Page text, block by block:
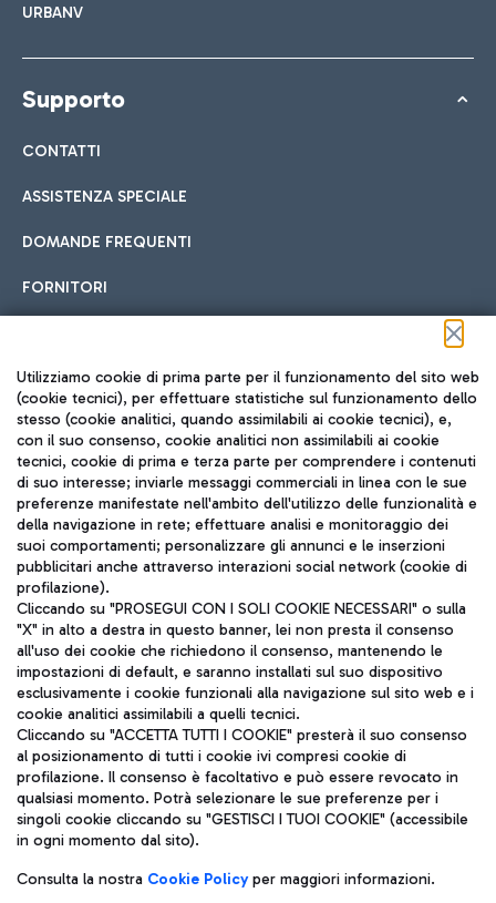
URBANV
Supporto
CONTATTI
ASSISTENZA SPECIALE
DOMANDE FREQUENTI
FORNITORI
Seguici sui social
TRAVEL JOURNAL
ITA
Aeroporti di Roma S.p.A. - Società soggetta a direzione e
coordinamento di Mundys S.p.A.
Codice fiscale e Registro delle Imprese di Roma 13032990155 P.
IVA 06572251004
Capitale sociale 62.224.743,00 int. vers.
Sede legale: Via Pier Paolo Racchetti 1 - 00054 Fiumicino (RM)
telefono +39 06 65951
Privacy policy
Note legali
Utilizziamo cookie di prima parte per il funzionamento del sito web
(cookie tecnici), per effettuare statistiche sul funzionamento dello
stesso (cookie analitici, quando assimilabili ai cookie tecnici), e,
con il suo consenso, cookie analitici non assimilabili ai cookie
tecnici, cookie di prima e terza parte per comprendere i contenuti
di suo interesse; inviarle messaggi commerciali in linea con le sue
preferenze manifestate nell'ambito dell'utilizzo delle funzionalità e
della navigazione in rete; effettuare analisi e monitoraggio dei
suoi comportamenti; personalizzare gli annunci e le inserzioni
pubblicitari anche attraverso interazioni social network (cookie di
profilazione).
Cliccando su "PROSEGUI CON I SOLI COOKIE NECESSARI" o sulla
"X" in alto a destra in questo banner, lei non presta il consenso
all'uso dei cookie che richiedono il consenso, mantenendo le
impostazioni di default, e saranno installati sul suo dispositivo
esclusivamente i cookie funzionali alla navigazione sul sito web e i
cookie analitici assimilabili a quelli tecnici.
Cliccando su "ACCETTA TUTTI I COOKIE" presterà il suo consenso
al posizionamento di tutti i cookie ivi compresi cookie di
profilazione. Il consenso è facoltativo e può essere revocato in
qualsiasi momento. Potrà selezionare le sue preferenze per i
singoli cookie cliccando su "GESTISCI I TUOI COOKIE" (accessibile
in ogni momento dal sito).
Consulta la nostra Cookie Policyper maggiori informazioni.